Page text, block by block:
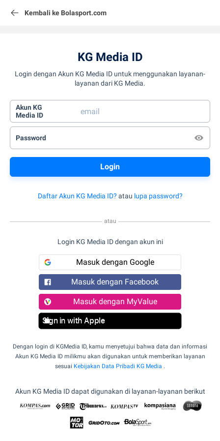
Kembali ke Bolasport.com
KG Media ID
Login dengan Akun KG Media ID untuk menggunakan layanan-
layanan dari KG Media.
Akun KG
Media ID
Password
Daftar Akun KG Media ID? atau lupa password?
atau
Login KG Media ID dengan akun ini
Masuk dengan Google
Masuk dengan Facebook
Masuk dengan MyValue
Sign in with Apple
Dengan login di KGMedia ID, kamu menyetujui bahwa data dan informasi
Akun KG Media ID milikmu akan digunakan untuk memberikan layanan
sesuai Kebijakan Data Pribadi KG Media .
Akun KG Media ID dapat digunakan di layanan-layanan berikut